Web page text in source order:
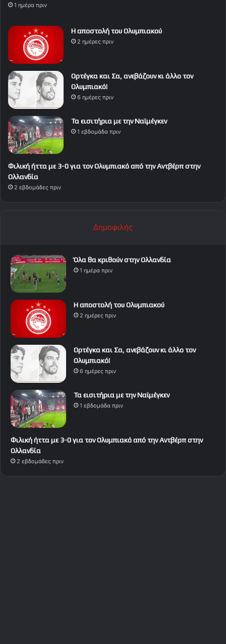
1 ημέρα πριν
Η αποστολή του Ολυμπιακού
2 ημέρες πριν
Ορτέγκα και Σα, ανεβάζουν κι άλλο τον
Ολυμπιακό!
6 ημέρες πριν
Τα εισιτήρια με την Ναϊμέγκεν
1 εβδομάδα πριν
Φιλική ήττα με 3-0 για τον Ολυμπιακό από την Αντβέρπ στην
Ολλανδία
2 εβδομάδες πριν
Δημοφιλής
Όλα θα κριθούν στην Ολλανδία
1 ημέρα πριν
Η αποστολή του Ολυμπιακού
2 ημέρες πριν
Ορτέγκα και Σα, ανεβάζουν κι άλλο τον
Ολυμπιακό!
6 ημέρες πριν
Τα εισιτήρια με την Ναϊμέγκεν
1 εβδομάδα πριν
Φιλική ήττα με 3-0 για τον Ολυμπιακό από την Αντβέρπ στην
Ολλανδία
2 εβδομάδες πριν